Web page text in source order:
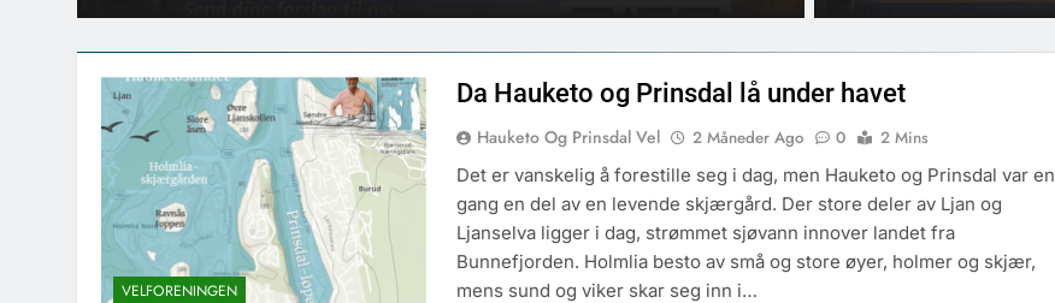
VELFORENINGEN
Da Hauketo og Prinsdal lå under havet
Hauketo Og Prinsdal Vel 2 Måneder Ago 0
2 Mins
Det er vanskelig å forestille seg i dag, men Hauketo og Prinsdal var en
gang en del av en levende skjærgård. Der store deler av Ljan og
Ljanselva ligger i dag, strømmet sjøvann innover landet fra
Bunnefjorden. Holmlia besto av små og store øyer, holmer og skjær,
mens sund og viker skar seg inn i…